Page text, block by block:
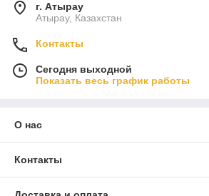
г. Атырау
Атырау, Казахстан
Контакты
Сегодня выходной
Показать весь график работы
О нас
Контакты